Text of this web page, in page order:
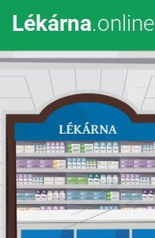
Lékárna.online